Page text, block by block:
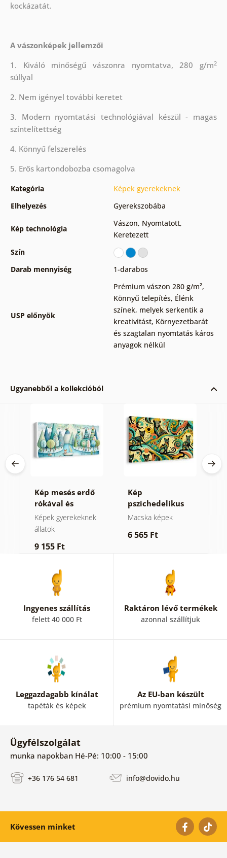
kockázatát.
A vászonképek jellemzői
1. Kiváló minőségű vászonra nyomtatva, 280 g/m2
súllyal
2. Nem igényel további keretet
3. Modern nyomtatási technológiával készül - magas
színtelítettség
4. Könnyű felszerelés
5. Erős kartondobozba csomagolva
Kategória
Képek gyerekeknek
Elhelyezés
Gyerekszobába
Kép technológia
Vászon, Nyomtatott,
Keretezett
Szín
Darab mennyiség
1-darabos
USP előnyök
Prémium vászon 280 g/m²,
Könnyű telepítés, Élénk
színek, melyek serkentik a
kreativitást, Környezetbarát
és szagtalan nyomtatás káros
anyagok nélkül
Ugyanebből a kollekcióból
Kép mesés erdő
rókával és
baglyokkal
Képek gyerekeknek
állatok
9 155 Ft
Kép
pszichedelikus
macskák
Macska képek
6 565 Ft
Ingyenes szállítás
felett 40 000 Ft
Raktáron lévő termékek
azonnal szállítjuk
Leggazdagabb kínálat
tapéták és képek
Az EU-ban készült
prémium nyomtatási minőség
Ügyfélszolgálat
munka napokban Hé-Pé: 10:00 - 15:00
+36 176 54 681 info@dovido.hu
Kövessen minket